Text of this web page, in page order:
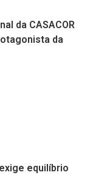
da CASACOR
da
equilíbrio